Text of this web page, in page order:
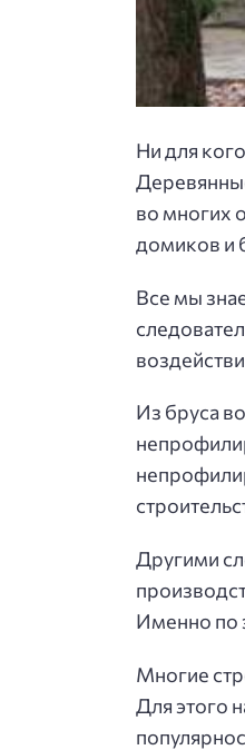
Ни для
во многих
домиков и
Все мы
Из бруса
Другими
Именно по
Многие
Для этого